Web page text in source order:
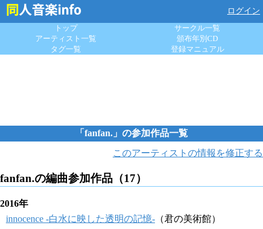
ログイン
トップ
サークル一覧
アーティスト一覧
頒布年別CD
タグ一覧
登録マニュアル
「fanfan.」の参加作品一覧
このアーティストの情報を修正する
fanfan.の編曲参加作品（17）
2016年
innocence -白水に映した透明の記憶- （君の美術館）